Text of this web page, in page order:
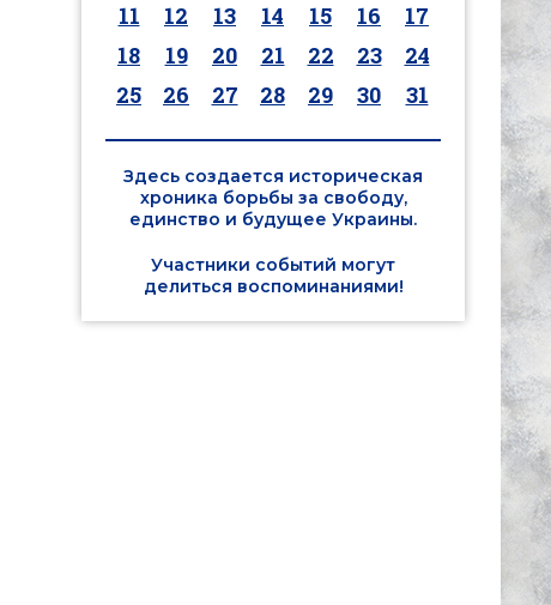
11
12 13 14 15 16
17
18
19 20 21 22 23
24
25
26 27 28 29 30 31
Здесь создается историческая
хроника борьбы за свободу,
единство и будущее Украины.
Участники событий могут
делиться воспоминаниями!